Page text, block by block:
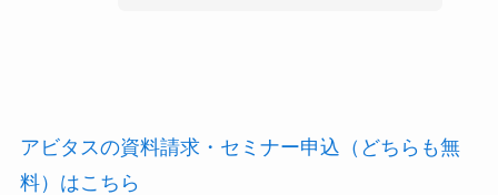
アビタスの資料請求・セミナー申込（どちらも無
料）はこちら